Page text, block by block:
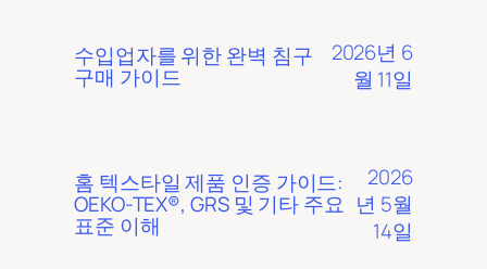
수입업자를 위한 완벽 침구
구매 가이드
2026년 6
월 11일
홈 텍스타일 제품 인증 가이드:
OEKO-TEX®, GRS 및 기타 주요
표준 이해
2026
년 5월
14일